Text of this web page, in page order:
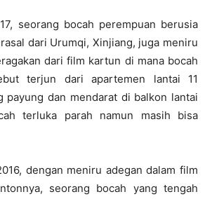
seorang bocah perempuan berusia
dari Urumqi, Xinjiang, juga meniru
dari film kartun di mana bocah
terjun dari apartemen lantai 11
payung dan mendarat di balkon lantai
terluka parah namun masih bisa
dengan meniru adegan dalam film
seorang bocah yang tengah